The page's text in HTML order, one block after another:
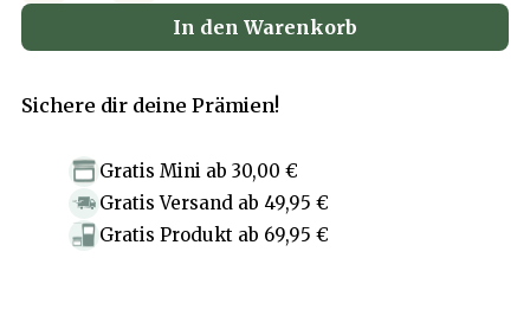
In den Warenkorb
Sichere dir deine Prämien!
Gratis Mini ab 30,00 €
Gratis Versand ab 49,95 €
Gratis Produkt ab 69,95 €